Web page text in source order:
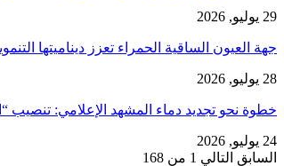
29 يوليو, 2026
جهة العيون الساقية الحمراء تعزز ديناميتها
28 يوليو, 2026
​خطوة نحو تجديد دماء المشهد الإعلامي: تنصيب
24 يوليو, 2026
السابق التالي 1 من 168